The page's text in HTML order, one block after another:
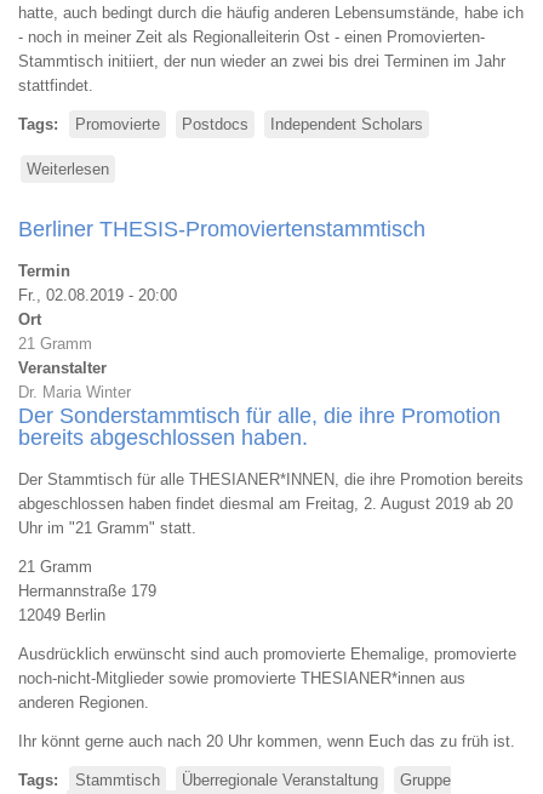
hatte, auch bedingt durch die häufig anderen Lebensumstände, habe ich
- noch in meiner Zeit als Regionalleiterin Ost - einen Promovierten-
Stammtisch initiiert, der nun wieder an zwei bis drei Terminen im Jahr
stattfindet.
Tags Promovierte Postdocs Independent Scholars
Weiterlesen
THESIS-
Promovierten-
Berliner THESIS-Promoviertenstammtisch
Termin
Fr., 02.08.2019 - 20:00
Ort
21 Gramm
Veranstalter
Dr. Maria Winter
Der Sonderstammtisch für alle, die ihre Promotion
bereits abgeschlossen haben.
Der Stammtisch für alle THESIANER*INNEN, die ihre Promotion bereits
abgeschlossen haben findet diesmal am Freitag, 2. August 2019 ab 20
Uhr im "21 Gramm" statt.
21 Gramm
Hermannstraße 179
12049 Berlin
Ausdrücklich erwünscht sind auch promovierte Ehemalige, promovierte
noch-nicht-Mitglieder sowie promovierte THESIANER*innen aus
anderen Regionen.
Ihr könnt gerne auch nach 20 Uhr kommen, wenn Euch das zu früh ist.
Tags Stammtisch Überregionale Veranstaltung
Gruppe